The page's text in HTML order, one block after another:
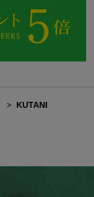
KUTANI